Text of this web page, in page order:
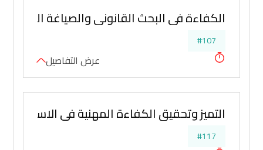
الكفاءة فى البحث القانوني والصياغة القانونية
#107
عرض التفاصيل
التميز وتحقيق الكفاءة المهنية في الاستشارات
#117